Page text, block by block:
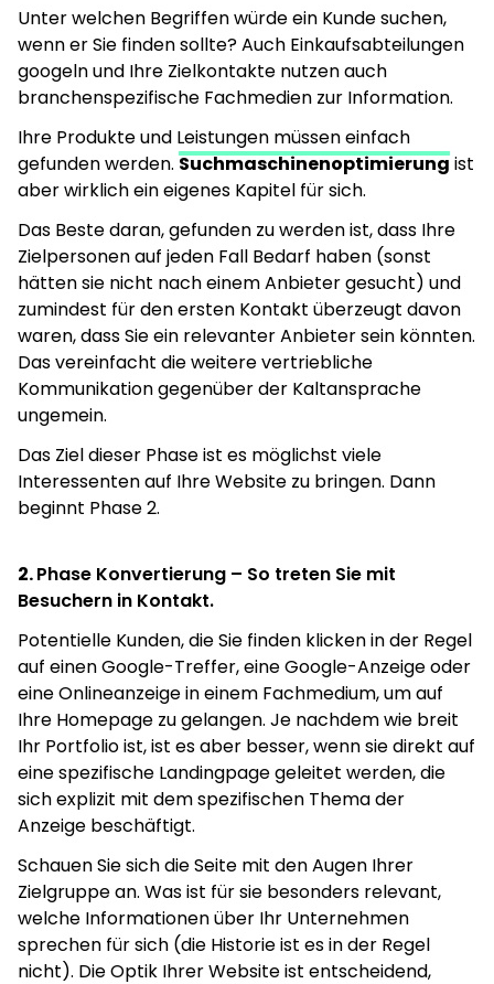
Unter welchen Begriffen würde ein Kunde suchen,
wenn er Sie finden sollte? Auch Einkaufsabteilungen
googeln und Ihre Zielkontakte nutzen auch
branchenspezifische Fachmedien zur Information.
Ihre Produkte und Leistungen müssen einfach
gefunden werden. Suchmaschinenoptimierungist
aber wirklich ein eigenes Kapitel für sich.
Das Beste daran, gefunden zu werden ist, dass Ihre
Zielpersonen auf jeden Fall Bedarf haben (sonst
hätten sie nicht nach einem Anbieter gesucht) und
zumindest für den ersten Kontakt überzeugt davon
waren, dass Sie ein relevanter Anbieter sein könnten.
Das vereinfacht die weitere vertriebliche
Kommunikation gegenüber der Kaltansprache
ungemein.
Das Ziel dieser Phase ist es möglichst viele
Interessenten auf Ihre Website zu bringen. Dann
beginnt Phase 2.
2.Phase Konvertierung – So treten Sie mit
Besuchern in Kontakt.
Potentielle Kunden, die Sie finden klicken in der Regel
auf einen Google-Treffer, eine Google-Anzeige oder
eine Onlineanzeige in einem Fachmedium, um auf
Ihre Homepage zu gelangen. Je nachdem wie breit
Ihr Portfolio ist, ist es aber besser, wenn sie direkt auf
eine spezifische Landingpage geleitet werden, die
sich explizit mit dem spezifischen Thema der
Anzeige beschäftigt.
Schauen Sie sich die Seite mit den Augen Ihrer
Zielgruppe an. Was ist für sie besonders relevant,
welche Informationen über Ihr Unternehmen
sprechen für sich (die Historie ist es in der Regel
nicht). Die Optik Ihrer Website ist entscheidend,